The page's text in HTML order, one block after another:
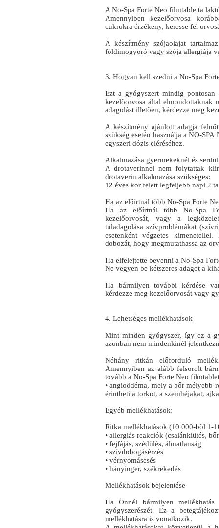
A No-Spa Forte Neo filmtabletta
Amennyiben kezelőorvosa
cukrokra érzékeny, keresse fel
A készítmény szójaolajat
földimogyoró vagy szója allergiája
3. Hogyan kell szedni a No-Spa
Ezt a gyógyszert mindig
kezelőorvosa által elmondottaknak
adagolást illetően, kérdezze meg
A készítmény ajánlott adagja
szükség esetén használja a NO-
egyszeri dózis eléréséhez.
Alkalmazása gyermekeknél és
A drotaverinnel nem folytattak
drotaverin alkalmazása szükséges:
12 éves kor felett legfeljebb napi 2
Ha az előírtnál több No-Spa Forte
Ha az előírtnál több No-Spa
kezelőorvosát, vagy a
túladagolása szívproblémákat
esetenként végzetes
dobozát, hogy megmutathassa az
Ha elfelejtette bevenni a No-Spa
Ne vegyen be kétszeres adagot a
Ha bármilyen további kérdése
kérdezze meg kezelőorvosát vagy
4. Lehetséges mellékhatások
Mint minden gyógyszer, így ez a
azonban nem mindenkinél
Néhány ritkán előforduló
Amennyiben az alább felsorolt
tovább a No-Spa Forte Neo
• angioödéma, mely a bőr mélyebb
érintheti a torkot, a szemhéjakat,
Egyéb mellékhatások:
Ritka mellékhatások (10 000-ből 1-
• allergiás reakciók (csalánkiütés,
• fejfájás, szédülés, álmatlanság
• szívdobogásérzés
• vérnyomásesés
• hányinger, székrekedés
Mellékhatások bejelentése
Ha Önnél bármilyen mellékhatás
gyógyszerészét. Ez a
mellékhatásra is vonatkozik.